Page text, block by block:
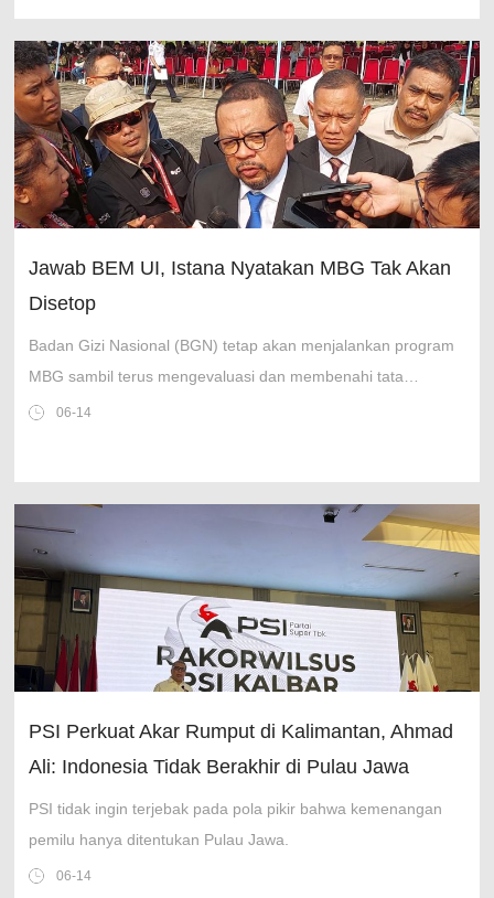
Jawab BEM UI, Istana Nyatakan MBG Tak Akan
Disetop
Badan Gizi Nasional (BGN) tetap akan menjalankan program
MBG sambil terus mengevaluasi dan membenahi tata
kelolanya.
06-14
PSI Perkuat Akar Rumput di Kalimantan, Ahmad
Ali: Indonesia Tidak Berakhir di Pulau Jawa
PSI tidak ingin terjebak pada pola pikir bahwa kemenangan
pemilu hanya ditentukan Pulau Jawa.
06-14